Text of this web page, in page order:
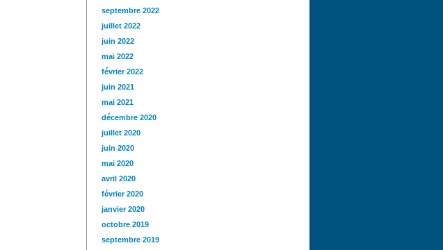
septembre 2022
juillet 2022
juin 2022
mai 2022
février 2022
juin 2021
mai 2021
décembre 2020
juillet 2020
juin 2020
mai 2020
avril 2020
février 2020
janvier 2020
octobre 2019
septembre 2019